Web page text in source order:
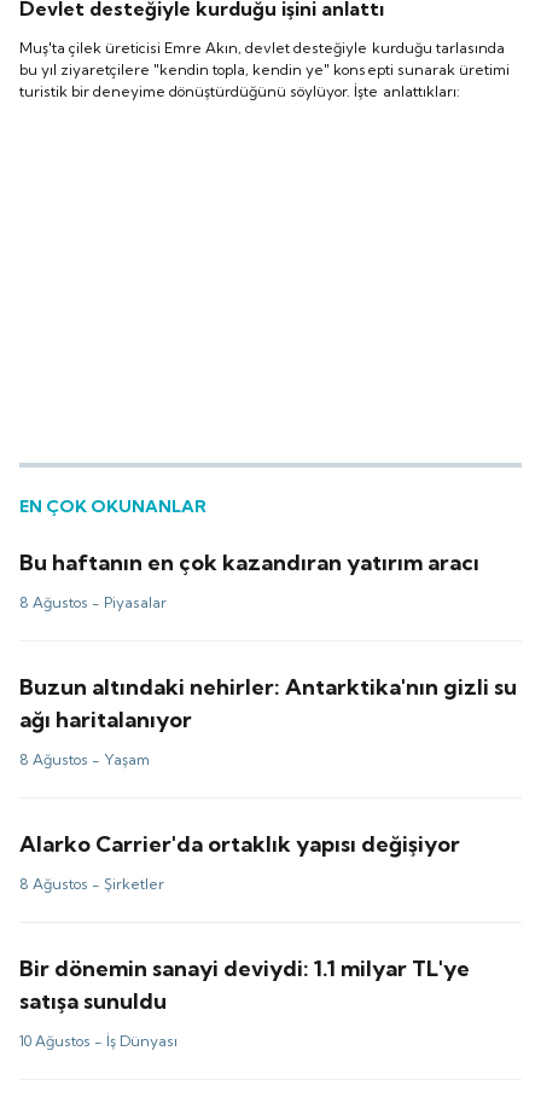
Devlet desteğiyle kurduğu işini anlattı
Muş'ta çilek üreticisi Emre Akın, devlet desteğiyle kurduğu tarlasında
bu yıl ziyaretçilere "kendin topla, kendin ye" konsepti sunarak üretimi
turistik bir deneyime dönüştürdüğünü söylüyor. İşte anlattıkları:
EN ÇOK OKUNANLAR
Bu haftanın en çok kazandıran yatırım aracı
8 Ağustos - Piyasalar
Buzun altındaki nehirler: Antarktika'nın gizli su
ağı haritalanıyor
8 Ağustos - Yaşam
Alarko Carrier'da ortaklık yapısı değişiyor
8 Ağustos - Şirketler
Bir dönemin sanayi deviydi: 1.1 milyar TL'ye
satışa sunuldu
10 Ağustos - İş Dünyası